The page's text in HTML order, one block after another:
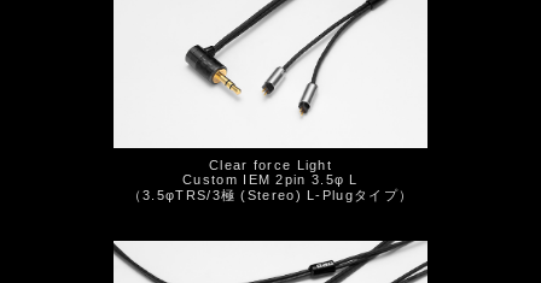
Clear force Light
Custom IEM 2pin 3.5φ L
（3.5φTRS/3極 (Stereo) L-Plugタイプ）